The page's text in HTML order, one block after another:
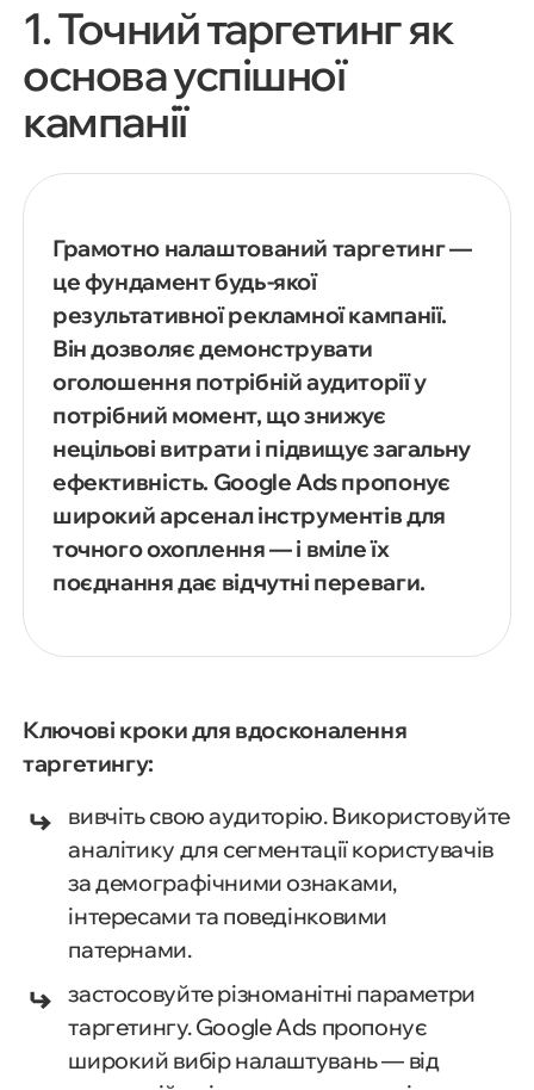
1. Точний таргетинг як
основа успішної
кампанії
Грамотно налаштований таргетинг —
це фундамент будь-якої
результативної рекламної кампанії.
Він дозволяє демонструвати
оголошення потрібній аудиторії у
потрібний момент, що знижує
нецільові витрати і підвищує загальну
ефективність. Google Ads пропонує
широкий арсенал інструментів для
точного охоплення — і вміле їх
поєднання дає відчутні переваги.
Ключові кроки для вдосконалення
таргетингу:
вивчіть свою аудиторію. Використовуйте
аналітику для сегментації користувачів
за демографічними ознаками,
інтересами та поведінковими
патернами.
застосовуйте різноманітні параметри
таргетингу. Google Ads пропонує
широкий вибір налаштувань — від